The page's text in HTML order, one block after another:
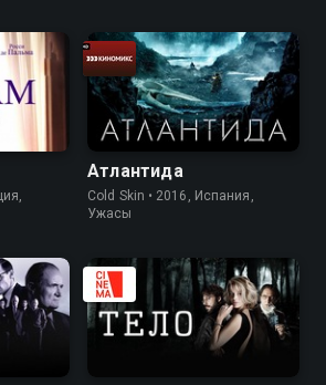
Атлантида
Cold Skin • 2016, Испания,
Ужасы